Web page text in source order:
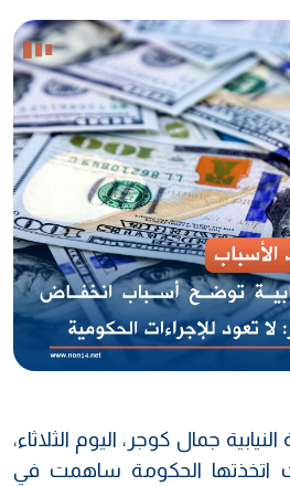
جمال كوجر، اليوم الثلاثاء،
اتخذتها الحكومة ساهمت في